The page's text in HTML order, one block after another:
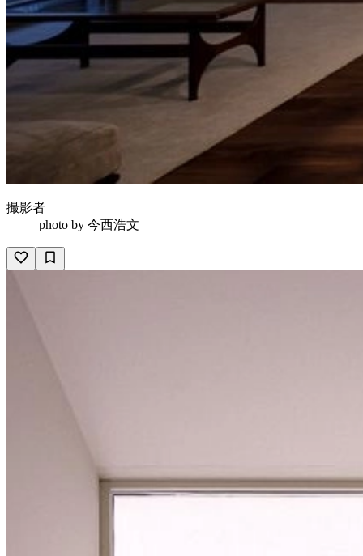
撮影者
photo by 今西浩文